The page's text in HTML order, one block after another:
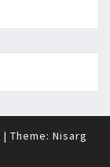
| Theme: Nisarg